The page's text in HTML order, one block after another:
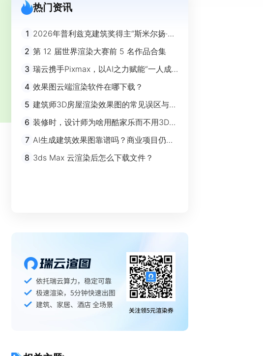
热门资讯
1 2026年普利兹克建筑奖得主“斯米尔扬·拉
迪奇”经典作品欣赏
2 第 12 届世界渲染大赛前 5 名作品合集
3 瑞云携手Pixmax，以AI之力赋能“一人成
4 效果图云端渲染软件在哪下载？
5 建筑师3D房屋渲染效果图的常见误区与规
避指南
6 装修时，设计师为啥用酷家乐而不用3Ds
max？
7 AI生成建筑效果图靠谱吗？商业项目仍离
不开传统渲染
8 3ds Max 云渲染后怎么下载文件？